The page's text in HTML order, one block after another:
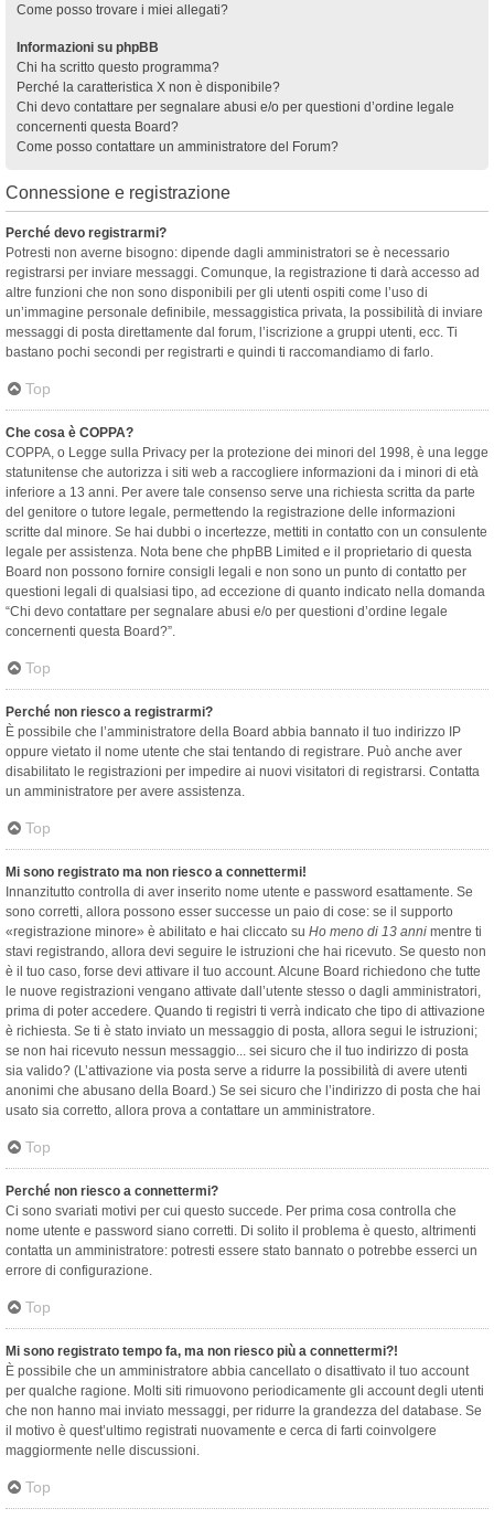
Come posso trovare i miei allegati?
Informazioni su phpBB
Chi ha scritto questo programma?
Perché la caratteristica X non è disponibile?
Chi devo contattare per segnalare abusi e/o per questioni d’ordine legale
concernenti questa Board?
Come posso contattare un amministratore del Forum?
Connessione e registrazione
Perché devo registrarmi?
Potresti non averne bisogno: dipende dagli amministratori se è necessario
registrarsi per inviare messaggi. Comunque, la registrazione ti darà accesso ad
altre funzioni che non sono disponibili per gli utenti ospiti come l’uso di
un’immagine personale definibile, messaggistica privata, la possibilità di inviare
messaggi di posta direttamente dal forum, l’iscrizione a gruppi utenti, ecc. Ti
bastano pochi secondi per registrarti e quindi ti raccomandiamo di farlo.
Top
Che cosa è COPPA?
COPPA, o Legge sulla Privacy per la protezione dei minori del 1998, è una legge
statunitense che autorizza i siti web a raccogliere informazioni da i minori di età
inferiore a 13 anni. Per avere tale consenso serve una richiesta scritta da parte
del genitore o tutore legale, permettendo la registrazione delle informazioni
scritte dal minore. Se hai dubbi o incertezze, mettiti in contatto con un consulente
legale per assistenza. Nota bene che phpBB Limited e il proprietario di questa
Board non possono fornire consigli legali e non sono un punto di contatto per
questioni legali di qualsiasi tipo, ad eccezione di quanto indicato nella domanda
“Chi devo contattare per segnalare abusi e/o per questioni d’ordine legale
concernenti questa Board?”.
Top
Perché non riesco a registrarmi?
È possibile che l’amministratore della Board abbia bannato il tuo indirizzo IP
oppure vietato il nome utente che stai tentando di registrare. Può anche aver
disabilitato le registrazioni per impedire ai nuovi visitatori di registrarsi. Contatta
un amministratore per avere assistenza.
Top
Mi sono registrato ma non riesco a connettermi!
Innanzitutto controlla di aver inserito nome utente e password esattamente. Se
sono corretti, allora possono esser successe un paio di cose: se il supporto
«registrazione minore» è abilitato e hai cliccato su Ho meno di 13 anni mentre ti
stavi registrando, allora devi seguire le istruzioni che hai ricevuto. Se questo non
è il tuo caso, forse devi attivare il tuo account. Alcune Board richiedono che tutte
le nuove registrazioni vengano attivate dall’utente stesso o dagli amministratori,
prima di poter accedere. Quando ti registri ti verrà indicato che tipo di attivazione
è richiesta. Se ti è stato inviato un messaggio di posta, allora segui le istruzioni;
se non hai ricevuto nessun messaggio... sei sicuro che il tuo indirizzo di posta
sia valido? (L’attivazione via posta serve a ridurre la possibilità di avere utenti
anonimi che abusano della Board.) Se sei sicuro che l’indirizzo di posta che hai
usato sia corretto, allora prova a contattare un amministratore.
Top
Perché non riesco a connettermi?
Ci sono svariati motivi per cui questo succede. Per prima cosa controlla che
nome utente e password siano corretti. Di solito il problema è questo, altrimenti
contatta un amministratore: potresti essere stato bannato o potrebbe esserci un
errore di configurazione.
Top
Mi sono registrato tempo fa, ma non riesco più a connettermi?!
È possibile che un amministratore abbia cancellato o disattivato il tuo account
per qualche ragione. Molti siti rimuovono periodicamente gli account degli utenti
che non hanno mai inviato messaggi, per ridurre la grandezza del database. Se
il motivo è quest’ultimo registrati nuovamente e cerca di farti coinvolgere
maggiormente nelle discussioni.
Top